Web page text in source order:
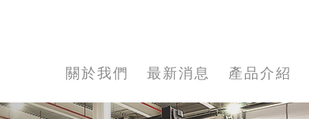
關於我們 最新消息 產品介紹